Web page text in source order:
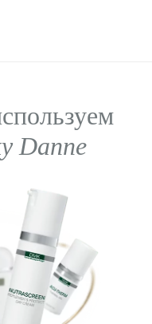
Danne